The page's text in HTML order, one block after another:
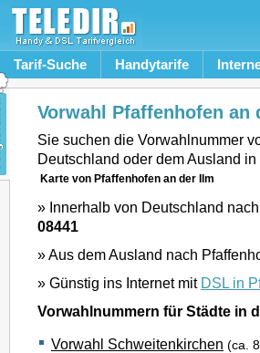
Tarif-Suche Handytarife
Vorwahl Pfaffenhofen an
Sie suchen die Vorwahlnummer
Deutschland oder dem Ausland
Karte von Pfaffenhofen an der Ilm
» Innerhalb von Deutschland
08441
» Aus dem Ausland nach
» Günstig ins Internet mit DSL in
Vorwahlnummern für Städte in
Vorwahl Schweitenkirchen (ca.